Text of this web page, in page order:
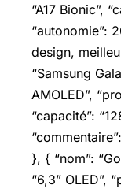
“A17 Bionic”,
“autonomie”:
design,
“Samsung
AMOLED”,
“capacité”:
}, { “nom”:
“6,3” OLED”,